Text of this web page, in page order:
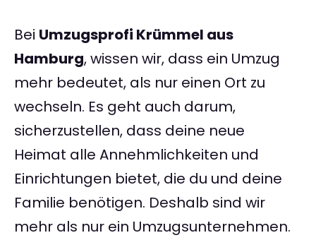
Bei Umzugsprofi Krümmel aus
Hamburg, wissen wir, dass ein Umzug
mehr bedeutet, als nur einen Ort zu
wechseln. Es geht auch darum,
sicherzustellen, dass deine neue
Heimat alle Annehmlichkeiten und
Einrichtungen bietet, die du und deine
Familie benötigen. Deshalb sind wir
mehr als nur ein Umzugsunternehmen.